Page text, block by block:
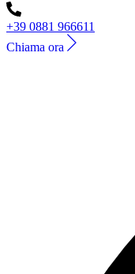
+39 0881 966611
Chiama ora